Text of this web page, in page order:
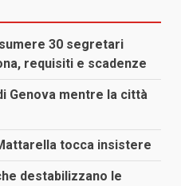
30 segretari
requisiti e scadenze
Genova mentre la città
tocca insistere
destabilizzano le